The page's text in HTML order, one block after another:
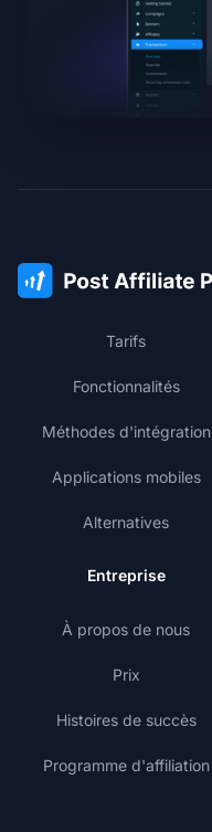
Tarifs
Fonctionnalités
Méthodes d'intégration
Applications mobiles
Alternatives
Entreprise
À propos de nous
Prix
Histoires de succès
Programme d'affiliation